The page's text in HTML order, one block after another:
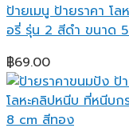
ป้ายเมนู ป้ายราคา โ
อรี่ รุ่น 2 สีดำ ขนาด
฿69.00